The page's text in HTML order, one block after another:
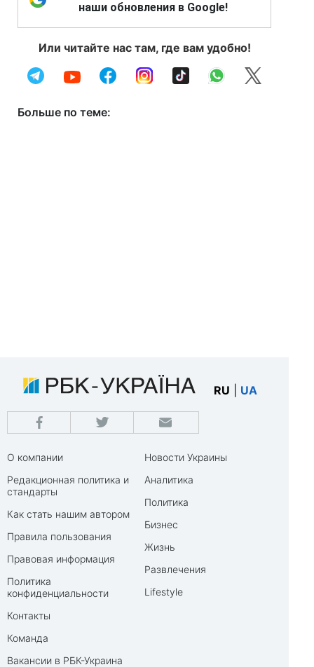
наши обновления в Google!
Или читайте нас там, где вам удобно!
Больше по теме:
RU UA
О компании
Редакционная политика и
стандарты
Как стать нашим автором
Правила пользования
Правовая информация
Политика
конфиденциальности
Контакты
Команда
Вакансии в РБК-Украина
Новости Украины
Аналитика
Политика
Бизнес
Жизнь
Развлечения
Lifestyle